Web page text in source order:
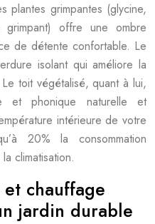
plantes grimpantes (glycine,
offre une ombre
de détente confortable. Le
isolant qui améliore la
toit végétalisé, quant à lui,
et phonique naturelle et
intérieure de votre
20% la consommation
climatisation.
et chauffage
jardin durable